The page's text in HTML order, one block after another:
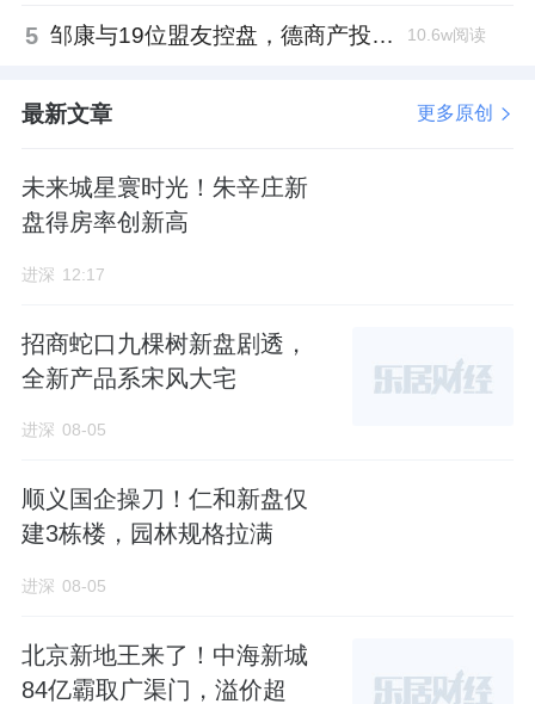
5 邹康与19位盟友控盘，德商产投服务散户绝迹 10.6w阅读
最新文章 更多原创
未来城星寰时光！朱辛庄新
盘得房率创新高
进深 12:17
招商蛇口九棵树新盘剧透，
全新产品系宋风大宅
进深 08-05
顺义国企操刀！仁和新盘仅
建3栋楼，园林规格拉满
进深 08-05
北京新地王来了！中海新城
84亿霸取广渠门，溢价超